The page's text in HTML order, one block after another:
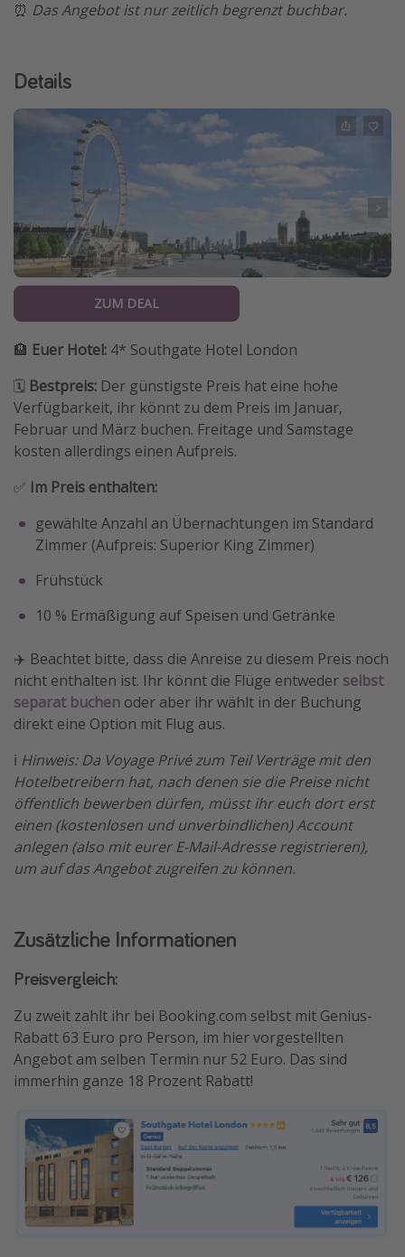
⏰ Das Angebot ist nur zeitlich begrenzt buchbar.
Details
ZUM DEAL
🏨 Euer Hotel: 4* Southgate Hotel London
🗓️ Bestpreis: Der günstigste Preis hat eine hohe
Verfügbarkeit, ihr könnt zu dem Preis im Januar,
Februar und März buchen. Freitage und Samstage
kosten allerdings einen Aufpreis.
✅ Im Preis enthalten:
gewählte Anzahl an Übernachtungen im Standard
Zimmer (Aufpreis: Superior King Zimmer)
Frühstück
10 % Ermäßigung auf Speisen und Getränke
✈️ Beachtet bitte, dass die Anreise zu diesem Preis noch
nicht enthalten ist. Ihr könnt die Flüge entweder selbst
separat buchen oder aber ihr wählt in der Buchung
direkt eine Option mit Flug aus.
ℹ️ Hinweis: Da Voyage Privé zum Teil Verträge mit den
Hotelbetreibern hat, nach denen sie die Preise nicht
öffentlich bewerben dürfen, müsst ihr euch dort erst
einen (kostenlosen und unverbindlichen) Account
anlegen (also mit eurer E-Mail-Adresse registrieren),
um auf das Angebot zugreifen zu können.
Zusätzliche Informationen
Preisvergleich:
Zu zweit zahlt ihr bei Booking.com selbst mit Genius-
Rabatt 63 Euro pro Person, im hier vorgestellten
Angebot am selben Termin nur 52 Euro. Das sind
immerhin ganze 18 Prozent Rabatt!